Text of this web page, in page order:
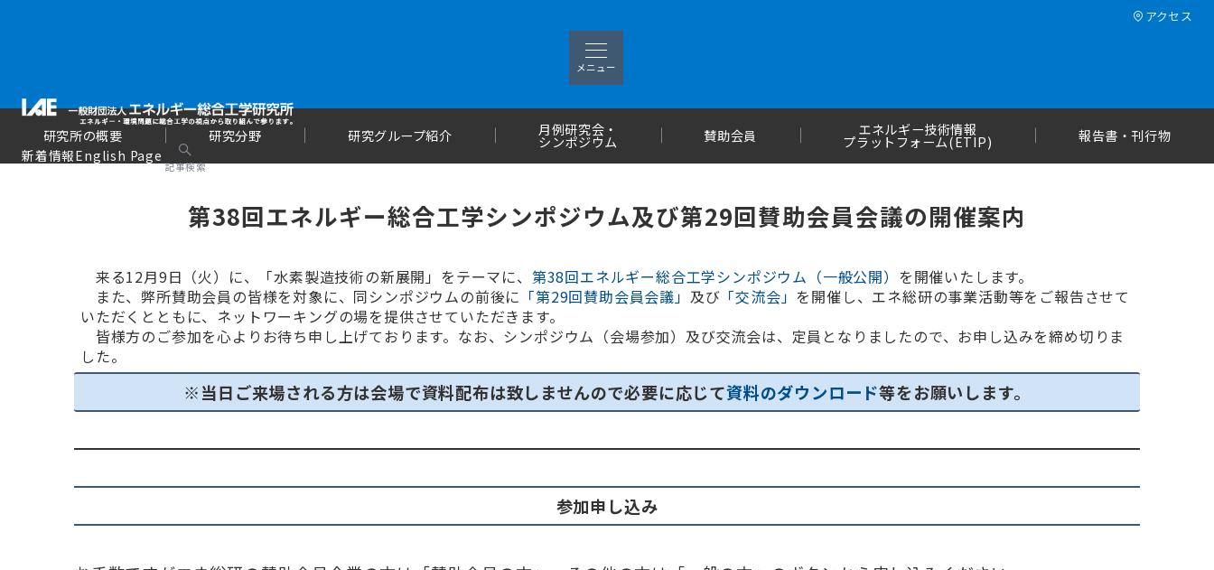
アクセス
メニュー
新着情報English Page
記事検索
研究所の概要 研究分野 研究グループ紹介 月例研究会・
シンポジウム 賛助会員 エネルギー技術情報
プラットフォーム(ETIP) 報告書・刊行物
第38回エネルギー総合工学シンポジウム及び第29回賛助会員会議の開催案内
来る12月9日（火）に、「水素製造技術の新展開」をテーマに、 第38回エネルギー総合工学シンポジウム（一般公開） を開催いたします。
また、弊所賛助会員の皆様を対象に、同シンポジウムの前後に 「第29回賛助会員会議」 及び 「交流会」 を開催し、エネ総研の事業活動等をご報告させて
いただくとともに、ネットワーキングの場を提供させていただきます。
皆様方のご参加を心よりお待ち申し上げております。なお、シンポジウム（会場参加）及び交流会は、定員となりましたので、お申し込みを締め切りま
した。
※当日ご来場される方は会場で資料配布は致しませんので必要に応じて資料のダウンロード等をお願いします。
参加申し込み